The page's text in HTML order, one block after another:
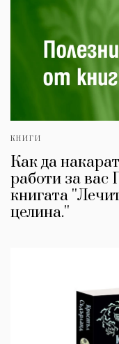
КНИГИ
Как да
работи за вас
книгата
целина.''